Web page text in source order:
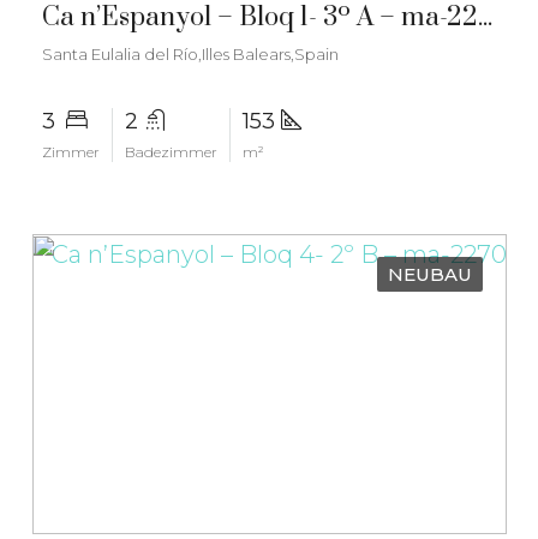
Ca n’Espanyol – Bloq 1- 3º A – ma-2271
Santa Eulalia del Río,Illes Balears,Spain
3
Zimmer
2
Badezimmer
153
m²
NEUBAU